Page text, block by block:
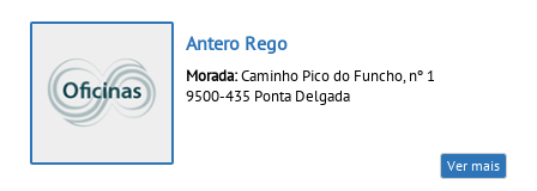
Antero Rego
Morada:Caminho Pico do Funcho, nº 1
9500-435 Ponta Delgada
Ver mais